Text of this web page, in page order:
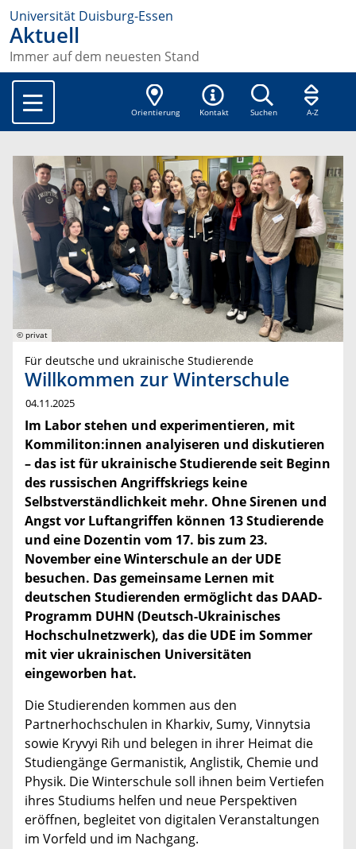
Universität Duisburg-Essen
Aktuell
Immer auf dem neuesten Stand
Orientierung Kontakt Suchen A-Z
© privat
Für deutsche und ukrainische Studierende
Willkommen zur Winterschule
04.11.2025
Im Labor stehen und experimentieren, mit
Kommiliton:innen analyiseren und diskutieren
– das ist für ukrainische Studierende seit Beginn
des russischen Angriffskriegs keine
Selbstverständlichkeit mehr. Ohne Sirenen und
Angst vor Luftangriffen können 13 Studierende
und eine Dozentin vom 17. bis zum 23.
November eine Winterschule an der UDE
besuchen. Das gemeinsame Lernen mit
deutschen Studierenden ermöglicht das DAAD-
Programm DUHN (Deutsch-Ukrainisches
Hochschulnetzwerk), das die UDE im Sommer
mit vier ukrainischen Universitäten
eingeworben hat.
Die Studierenden kommen aus den
Partnerhochschulen in Kharkiv, Sumy, Vinnytsia
sowie Kryvyi Rih und belegen in ihrer Heimat die
Studiengänge Germanistik, Anglistik, Chemie und
Physik. Die Winterschule soll ihnen beim Vertiefen
ihres Studiums helfen und neue Perspektiven
eröffnen, begleitet von digitalen Veranstaltungen
im Vorfeld und im Nachgang.